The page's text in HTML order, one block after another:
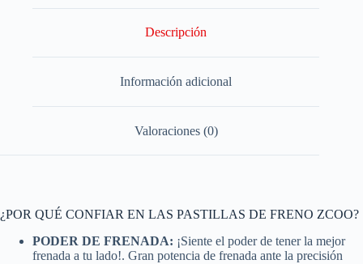
Descripción
Información adicional
Valoraciones (0)
¿POR QUÉ CONFIAR EN LAS PASTILLAS DE FRENO ZCOO?
PODER DE FRENADA: ¡Siente el poder de tener la mejor
frenada a tu lado!. Gran potencia de frenada ante la precisión